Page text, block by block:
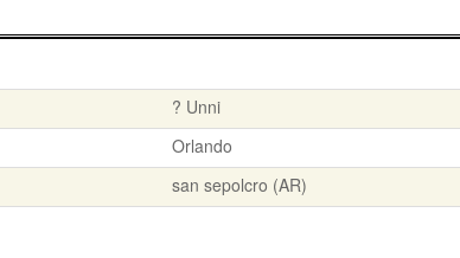
? Unni
Orlando
san sepolcro (AR)